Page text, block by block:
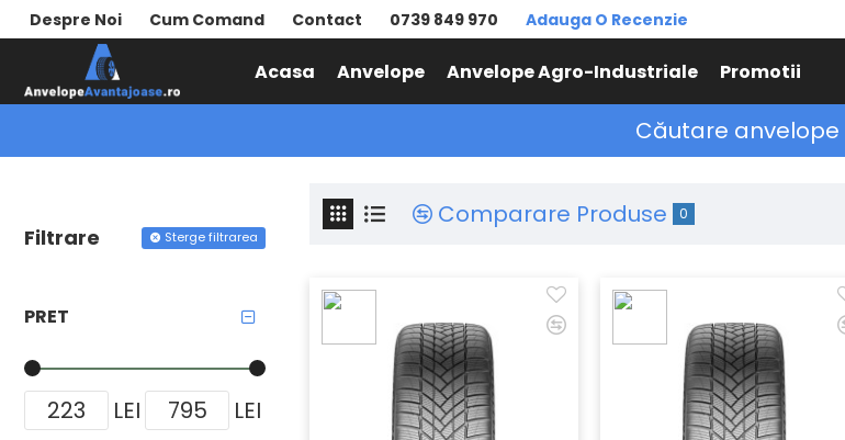
Despre Noi Cum Comand Contact 0739 849 970 Adauga O Recenzie
Acasa Anvelope Anvelope Agro-Industriale Promotii
Căutare anvelope
Filtrare Sterge filtrarea
PRET
LEI LEI
Comparare Produse 0